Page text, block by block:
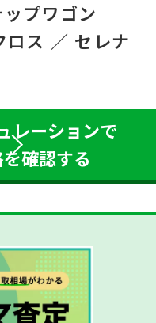
プワゴン
ロス ／ セレナ
レーションで
確認する